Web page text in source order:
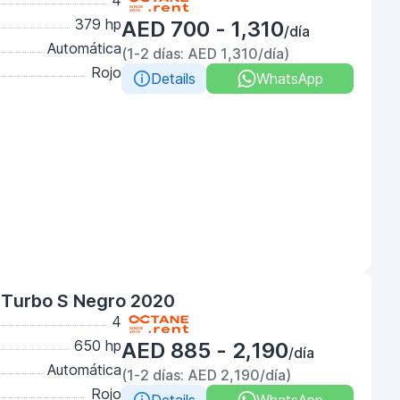
379 hp
Automática
Rojo
AED 700 - 1,310/día
(1-2 días: AED 1,310/día)
Details
WhatsApp
S Negro 2020
4
650 hp
Automática
Rojo
AED 885 - 2,190/día
(1-2 días: AED 2,190/día)